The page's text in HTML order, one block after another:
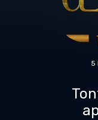
5